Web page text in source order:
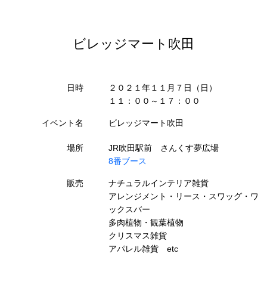
ビレッジマート吹田
日時
２０２１年１１月７日（日）
１１：００～１７：００
イベント名 ビレッジマート吹田
場所
JR吹田駅前 さんくす夢広場
8番ブース
販売
ナチュラルインテリア雑貨
アレンジメント・リース・スワッグ・ワ
ックスバー
多肉植物・観葉植物
クリスマス雑貨
アパレル雑貨 etc